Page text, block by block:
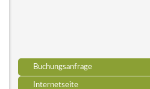
Buchungsanfrage
Internetseite